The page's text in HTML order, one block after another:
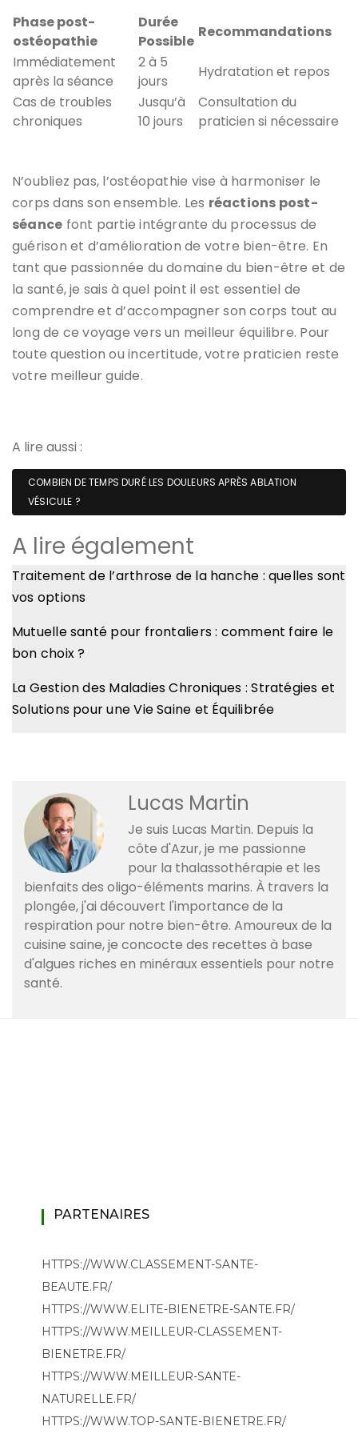
Phase post-
ostéopathie
Durée
Possible
Recommandations
Immédiatement
après la séance
2 à 5
jours
Hydratation et repos
Cas de troubles
chroniques
Jusqu’à
10 jours
Consultation du
praticien si nécessaire
N’oubliez pas, l’ostéopathie vise à harmoniser le
corps dans son ensemble. Les réactions post-
séance font partie intégrante du processus de
guérison et d’amélioration de votre bien-être. En
tant que passionnée du domaine du bien-être et de
la santé, je sais à quel point il est essentiel de
comprendre et d’accompagner son corps tout au
long de ce voyage vers un meilleur équilibre. Pour
toute question ou incertitude, votre praticien reste
votre meilleur guide.
A lire aussi :
COMBIEN DE TEMPS DURÉ LES DOULEURS APRÈS ABLATION
VÉSICULE ?
A lire également
Traitement de l’arthrose de la hanche : quelles sont
vos options
Mutuelle santé pour frontaliers : comment faire le
bon choix ?
La Gestion des Maladies Chroniques : Stratégies et
Solutions pour une Vie Saine et Équilibrée
Lucas Martin
Je suis Lucas Martin. Depuis la
côte d'Azur, je me passionne
pour la thalassothérapie et les
bienfaits des oligo-éléments marins. À travers la
plongée, j'ai découvert l'importance de la
respiration pour notre bien-être. Amoureux de la
cuisine saine, je concocte des recettes à base
d'algues riches en minéraux essentiels pour notre
santé.
PARTENAIRES
HTTPS://WWW.CLASSEMENT-SANTE-
BEAUTE.FR/
HTTPS://WWW.ELITE-BIENETRE-SANTE.FR/
HTTPS://WWW.MEILLEUR-CLASSEMENT-
BIENETRE.FR/
HTTPS://WWW.MEILLEUR-SANTE-
NATURELLE.FR/
HTTPS://WWW.TOP-SANTE-BIENETRE.FR/